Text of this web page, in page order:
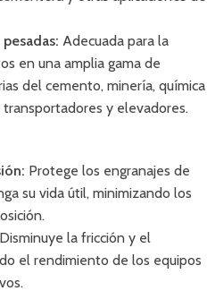
Adecuada para la
en una amplia gama de
del cemento, minería, química
transportadores y elevadores.
Protege los engranajes de
su vida útil, minimizando los
Disminuye la fricción y el
el rendimiento de los equipos